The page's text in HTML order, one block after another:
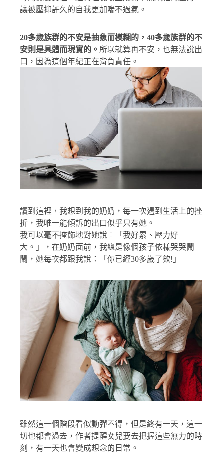
讓被壓抑許久的自我更加喘不過氣。
20多歲族群的不安是抽象而模糊的，40多歲族群的不
安則是具體而現實的。 所以就算再不安，也無法說出
口，因為這個年紀正在背負責任。
讀到這裡，我想到我的奶奶，每一次遇到生活上的挫
折，我唯一能傾訴的出口似乎只有她。
我可以毫不掩飾地對她說：「我好累、壓力好
大。」，在奶奶面前，我總是像個孩子依樣哭哭鬧
鬧，她每次都跟我說：「你已經30多歲了欸!」
雖然這一個階段看似動彈不得，但是終有一天，這一
切也都會過去，作者提醒女兒要去把握這些無力的時
刻，有一天也會變成想念的日常。